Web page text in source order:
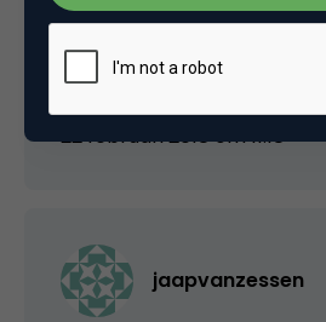
Als je een verhaal wilt
wel goed .
22 februari 2018 om 11:18
jaapvanzessen